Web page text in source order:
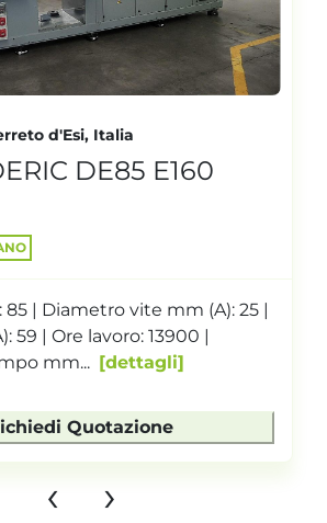
d'Esi, Italia
DE85 E160
85 | Diametro vite mm (A): 25 |
59 | Ore lavoro: 13900 |
mm...
dettagli
Quotazione
‹ ›